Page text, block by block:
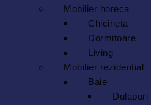
Mobilier horeca
Chicineta
Dormitoare
Living
Mobilier rezidential
Baie
Dulapuri